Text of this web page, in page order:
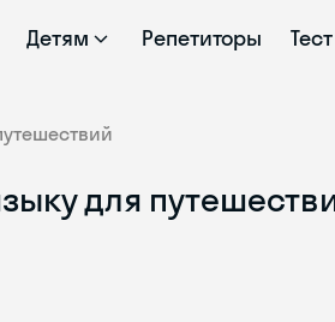
Детям Репетиторы
для